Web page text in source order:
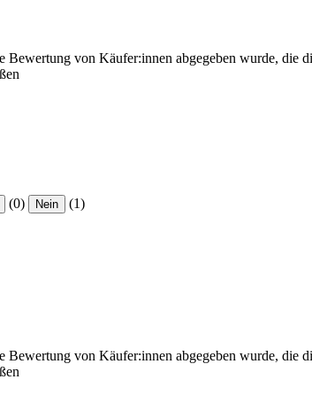
Bewertung von Käufer:innen abgegeben wurde, die
(0) Nein (1)
Bewertung von Käufer:innen abgegeben wurde, die